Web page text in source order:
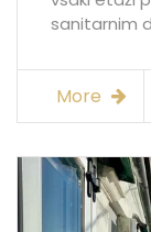
sanitarnim
More